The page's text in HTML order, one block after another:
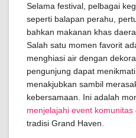
Selama festival, pelbagai
seperti balapan perahu,
bahkan makanan khas
Salah satu momen favorit
menghiasi air dengan
pengunjung dapat
menakjubkan sambil
kebersamaan. Ini adalah
menjelajahi event komunitas
tradisi Grand Haven.